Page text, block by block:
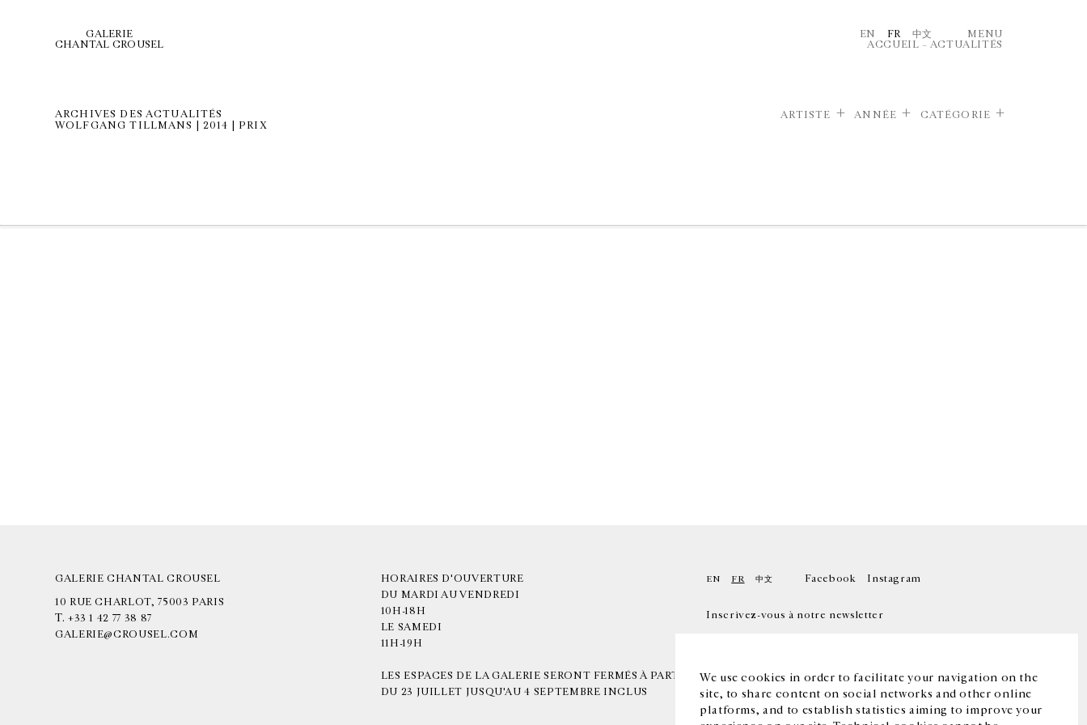
We use cookies in order to facilitate your navigation on the
site, to share content on social networks and other online
platforms, and to establish statistics aiming to improve your
GALERIE
CHANTAL CROUSEL
EN FR 中文
MENU
ACCUEIL – ACTUALITÉS
ARCHIVES DES ACTUALITÉS
WOLFGANG TILLMANS | 2014 | PRIX
ARTISTE ANNÉE CATÉGORIE
GALERIE CHANTAL CROUSEL
10 RUE CHARLOT, 75003 PARIS
T. +33 1 42 77 38 87
GALERIE@CROUSEL.COM
HORAIRES D'OUVERTURE
DU MARDI AU VENDREDI
10H-18H
LE SAMEDI
11H-19H
LES ESPACES DE LA GALERIE SERONT FERMÉS À PARTIR
DU 23 JUILLET JUSQU'AU 4 SEPTEMBRE INCLUS
EN FR 中文 Facebook Instagram
Inscrivez-vous à notre newsletter